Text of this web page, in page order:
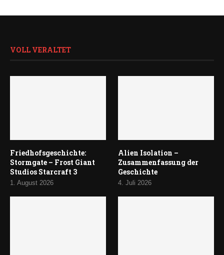
VOLL VERALTET
Friedhofsgeschichte:
Stormgate – Frost Giant
Studios Starcraft 3
1. August 2026
Alien Isolation –
Zusammenfassung der
Geschichte
4. Juli 2026